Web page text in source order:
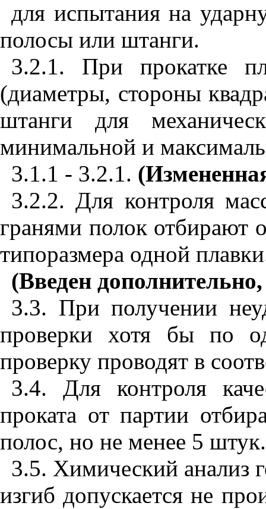
для испытания на
полосы или штанги.
3.2.1. При прокатке
(диаметры, стороны
штанги для
минимальной и
3.1.1 - 3.2.1.
3.2.2. Для контроля
гранями полок отбирают
типоразмера одной
(Введен
3.3. При получении
проверки хотя бы по
проверку проводят в
3.4. Для контроля
проката от партии
полос, но не менее 5 штук.
3.5. Химический анализ
изгиб допускается не